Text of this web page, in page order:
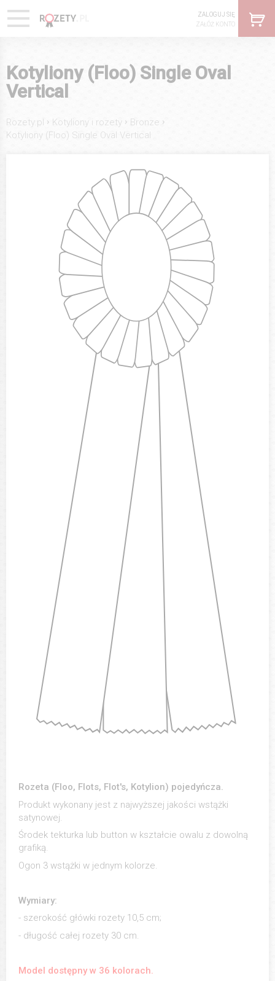
ZALOGUJ SIĘ
ZAŁÓŻ KONTO
Kotyliony (Floo) Single Oval
Vertical
Rozety.pl › Kotyliony i rozety › Bronze ›
Kotyliony (Floo) Single Oval Vertical
Rozeta (Floo, Flots, Flot's, Kotylion) pojedyńcza.
Produkt wykonany jest z najwyższej jakości wstążki
satynowej.
Środek tekturka lub button w kształcie owalu z dowolną
grafiką.
Ogon 3 wstążki w jednym kolorze.
Wymiary:
- szerokość główki rozety 10,5 cm;
- długość całej rozety 30 cm.
Model dostępny w 36 kolorach.